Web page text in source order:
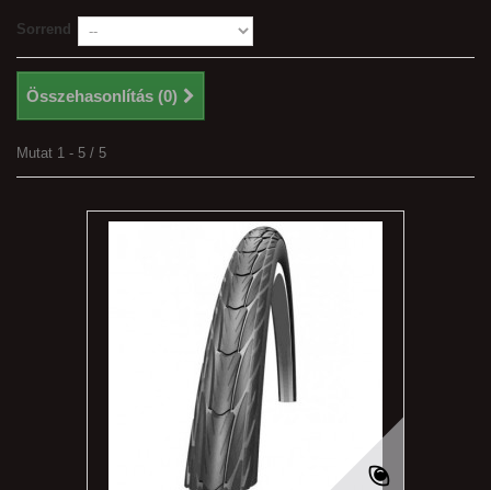
Sorrend
Összehasonlítás (0)
Mutat 1 - 5 / 5